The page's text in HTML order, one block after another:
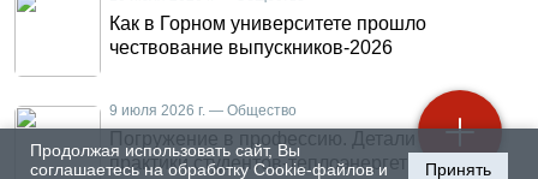
Продолжая использовать сайт, Вы
соглашаетесь на обработку Cookie-файлов и
Принять
Как в Горном университете прошло
чествование выпускников-2026
9 июля 2026 г. — Общество
Погружение в профессию. Детали летней
практики студентов-теплоэнергетиков